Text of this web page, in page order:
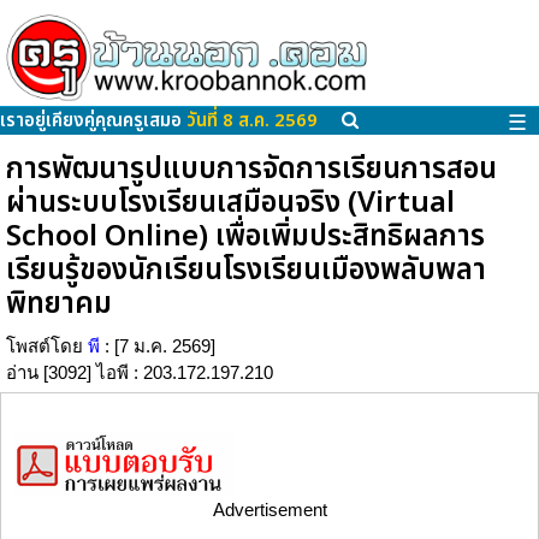
เราอยู่เคียงคู่คุณครูเสมอ วันที่ 8 ส.ค. 2569 ☰
การพัฒนารูปแบบการจัดการเรียนการสอน
ผ่านระบบโรงเรียนเสมือนจริง (Virtual
School Online) เพื่อเพิ่มประสิทธิผลการ
เรียนรู้ของนักเรียนโรงเรียนเมืองพลับพลา
พิทยาคม
โพสต์โดย พี : [7 ม.ค. 2569]
อ่าน [3092] ไอพี : 203.172.197.210
Advertisement